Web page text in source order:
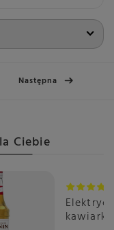
Następna
Ciebie